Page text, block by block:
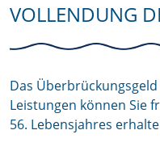
VOLLENDUNG
Das
Leistungen können Sie
56. Lebensjahres